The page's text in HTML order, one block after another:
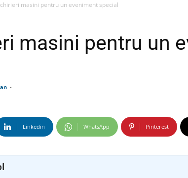
masini pentru un eveniment special
masini pentru un
-
Linkedin WhatsApp Pinterest